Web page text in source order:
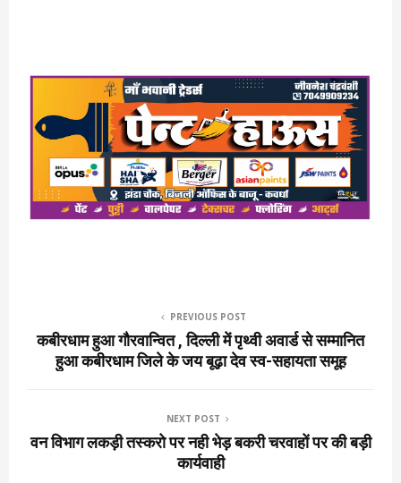
PREVIOUS POST
कबीरधाम हुआ गौरवान्वित , दिल्ली में पृथ्वी अवार्ड से सम्मानित
हुआ कबीरधाम जिले के जय बूढ़ा देव स्व-सहायता समूह
NEXT POST
वन विभाग लकड़ी तस्करो पर नही भेड़ बकरी चरवाहों पर की बड़ी
कार्यवाही